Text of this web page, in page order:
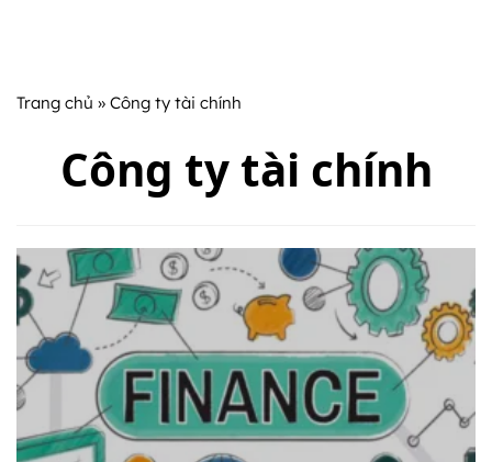
Trang chủ » Công ty tài chính
Công ty tài chính